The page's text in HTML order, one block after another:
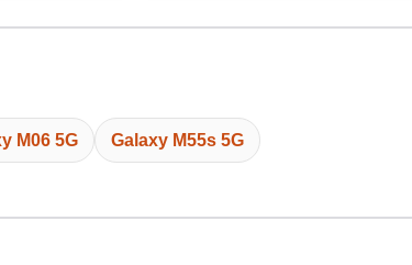
M06 5G
Galaxy M55s 5G